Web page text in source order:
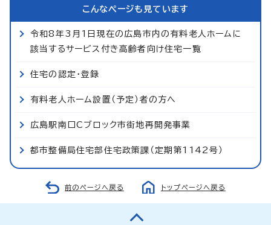
こんなページも見ています
令和8年3月1日現在の広島市内の有料老人ホームに
該当するサービス付き高齢者向け住宅一覧
住宅の認定・登録
有料老人ホーム設置（予定）者の方へ
広島駅南口Cブロック市街地再開発事業
都市整備局住宅部住宅政策課（定期第1142号）
前のページへ戻る トップページへ戻る